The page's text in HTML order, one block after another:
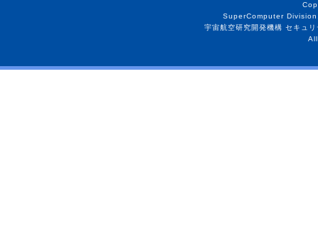
SuperComputer
宇宙航空研究開発機構 セキュ